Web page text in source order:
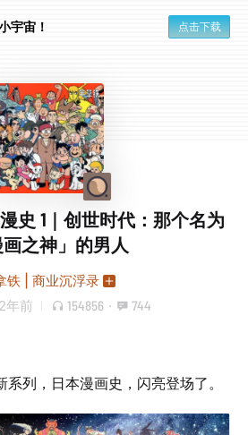
宇宙！ 点击下载
史 1｜创世时代：那个名为
画之神」的男人
铁 | 商业沉浮录
2年前 154856 · 744
列，日本漫画史，闪亮登场了。